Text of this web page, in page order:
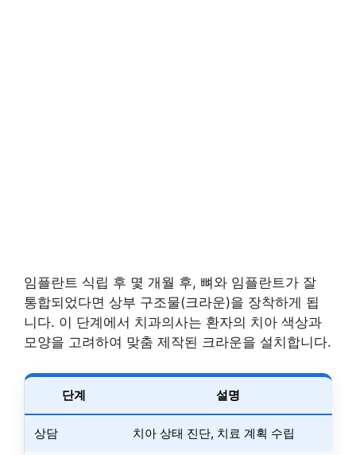
임플란트 식립 후 몇 개월 후, 뼈와 임플란트가 잘
통합되었다면 상부 구조물(크라운)을 장착하게 됩
니다. 이 단계에서 치과의사는 환자의 치아 색상과
모양을 고려하여 맞춤 제작된 크라운을 설치합니다.
단계 설명
상담 치아 상태 진단, 치료 계획 수립